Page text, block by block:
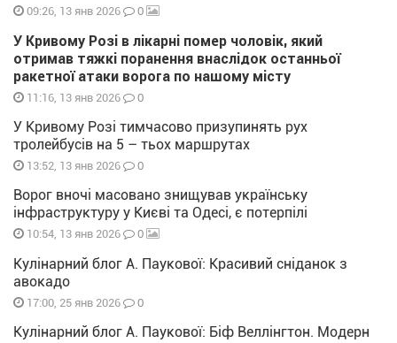
09:26, 13 янв 2026 0
У Кривому Розі в лікарні помер чоловік, який
отримав тяжкі поранення внаслідок останньої
ракетної атаки ворога по нашому місту
11:16, 13 янв 2026 0
У Кривому Розі тимчасово призупинять рух
тролейбусів на 5 – тьох маршрутах
13:52, 13 янв 2026 0
Ворог вночі масовано знищував українську
інфраструктуру у Києві та Одесі, є потерпілі
10:54, 13 янв 2026 0
Кулінарний блог А. Паукової: Красивий сніданок з
авокадо
17:00, 25 янв 2026 0
Кулінарний блог А. Паукової: Біф Веллінгтон. Модерн